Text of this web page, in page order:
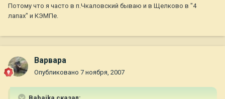
Потому что я часто в п.Чкаловский бываю и в Щелково в "4
лапах" и КЭМПе.
Варвара
Опубликовано 7 ноября, 2007